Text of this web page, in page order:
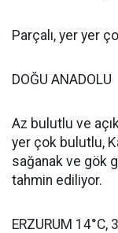
Parçalı, yer yer
DOĞU ANADOLU
Az bulutlu ve
yer çok bulutlu,
sağanak ve gök
tahmin ediliyor.
ERZURUM 14°C,